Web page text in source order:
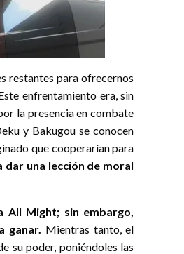
restantes para ofrecernos
enfrentamiento era, sin
la presencia en combate
y Bakugou se conocen
que cooperarían para
dar una lección de moral
Might; sin embargo,
ganar. Mientras tanto, el
su poder, poniéndoles las